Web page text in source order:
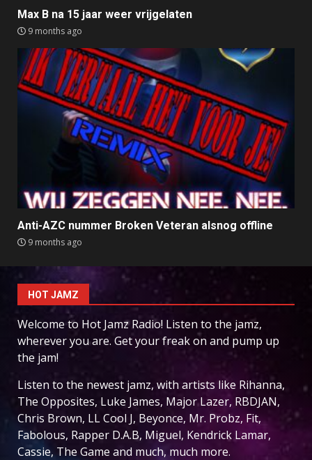
Max B na 15 jaar weer vrijgelaten
9 months ago
Anti-AZC nummer Broken Veteran alsnog offline
9 months ago
HOT JAMZ
Welcome to Hot Jamz Radio! Listen to the jamz,
wherever you are. Get your freak on and pump up
the jam!
Listen to the newest jamz, with artists like Rihanna,
The Opposites, Luke James, Major Lazer, RBDJAN,
Chris Brown, LL Cool J, Beyonce, Mr. Probz, Fit,
Fabolous, Rapper D.A.B, Miguel, Kendrick Lamar,
Cassie, The Game and much, much more.